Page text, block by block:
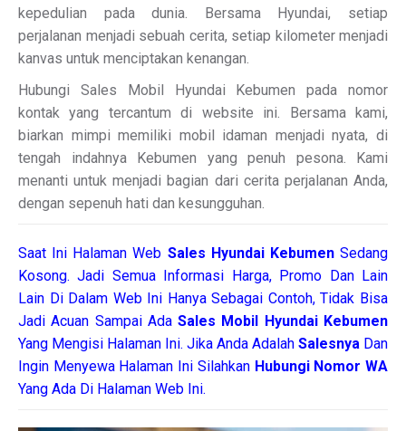
kepedulian pada dunia. Bersama Hyundai, setiap
perjalanan menjadi sebuah cerita, setiap kilometer menjadi
kanvas untuk menciptakan kenangan.
Hubungi Sales Mobil Hyundai Kebumen pada nomor
kontak yang tercantum di website ini. Bersama kami,
biarkan mimpi memiliki mobil idaman menjadi nyata, di
tengah indahnya Kebumen yang penuh pesona. Kami
menanti untuk menjadi bagian dari cerita perjalanan Anda,
dengan sepenuh hati dan kesungguhan.
Saat Ini Halaman Web Sales Hyundai KebumenSedang
Kosong. Jadi Semua Informasi Harga, Promo Dan Lain
Lain Di Dalam Web Ini Hanya Sebagai Contoh, Tidak Bisa
Jadi Acuan Sampai AdaSales Mobil Hyundai Kebumen
Yang Mengisi Halaman Ini. Jika Anda Adalah Salesnya Dan
Ingin Menyewa Halaman Ini Silahkan Hubungi Nomor WA
Yang Ada Di Halaman Web Ini.